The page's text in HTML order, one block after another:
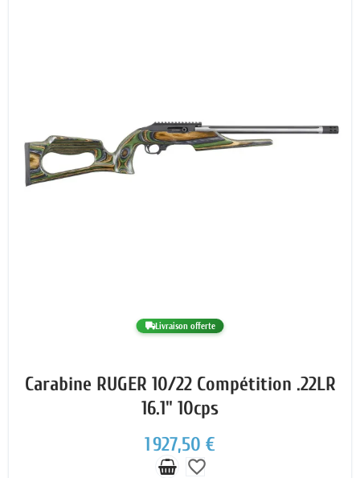
Livraison offerte
Carabine RUGER 10/22 Compétition .22LR
16.1" 10cps
1 927,50 €
favorite_border